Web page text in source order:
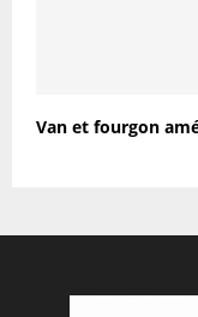
Van et fourgon